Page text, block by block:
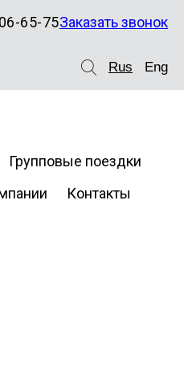
65-75Заказать звонок
Rus Eng
Групповые поездки
Контакты